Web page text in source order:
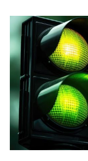
Española
CEVE
trabaja
para
conseguir
la
Dispensación
de
Medicamentos
Veterinarios.